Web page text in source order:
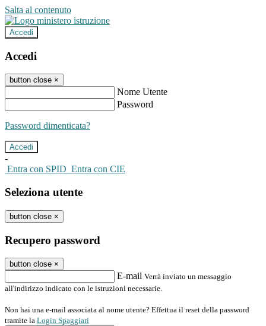
Salta al contenuto
Accedi
Accedi
button close ×
Nome Utente
Password
Password dimenticata?
-
Entra con SPID Entra con CIE
Seleziona utente
button close ×
Recupero password
button close ×
E-mail Verrà inviato un messaggio
all'indirizzo indicato con le istruzioni necessarie.
Non hai una e-mail associata al nome utente? Effettua il reset della password
tramite la Login Spaggiari